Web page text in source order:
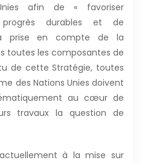
afin de « favoriser
progrès durables et de
prise en compte de la
toutes les composantes de
de cette Stratégie, toutes
des Nations Unies doivent
au cœur de
travaux la question de
actuellement à la mise sur